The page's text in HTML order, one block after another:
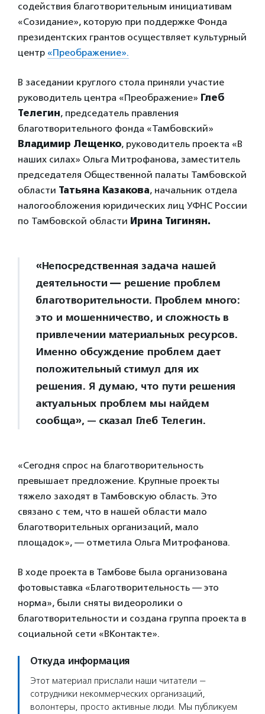
содействия благотворительным инициативам
«Созидание», которую при поддержке Фонда
президентских грантов осуществляет культурный
центр «Преображение».
В заседании круглого стола приняли участие
руководитель центра «Преображение» Глеб
Телегин, председатель правления
благотворительного фонда «Тамбовский»
Владимир Лещенко, руководитель проекта «В
наших силах» Ольга Митрофанова, заместитель
председателя Общественной палаты Тамбовской
области Татьяна Казакова, начальник отдела
налогообложения юридических лиц УФНС России
по Тамбовской области Ирина Тигинян.
«Непосредственная задача нашей
деятельности — решение проблем
благотворительности. Проблем много:
это и мошенничество, и сложность в
привлечении материальных ресурсов.
Именно обсуждение проблем дает
положительный стимул для их
решения. Я думаю, что пути решения
актуальных проблем мы найдем
сообща», — сказал Глеб Телегин.
«Сегодня спрос на благотворительность
превышает предложение. Крупные проекты
тяжело заходят в Тамбовскую область. Это
связано с тем, что в нашей области мало
благотворительных организаций, мало
площадок», — отметила Ольга Митрофанова.
В ходе проекта в Тамбове была организована
фотовыставка «Благотворительность — это
норма», были сняты видеоролики о
благотворительности и создана группа проекта в
социальной сети «ВКонтакте».
Откуда информация
Этот материал прислали наши читатели —
сотрудники некоммерческих организаций,
волонтеры, просто активные люди. Мы публикуем